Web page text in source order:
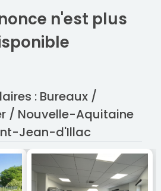
n'est plus
: Bureaux /
/ Nouvelle-Aquitaine
Jean-d'Illac